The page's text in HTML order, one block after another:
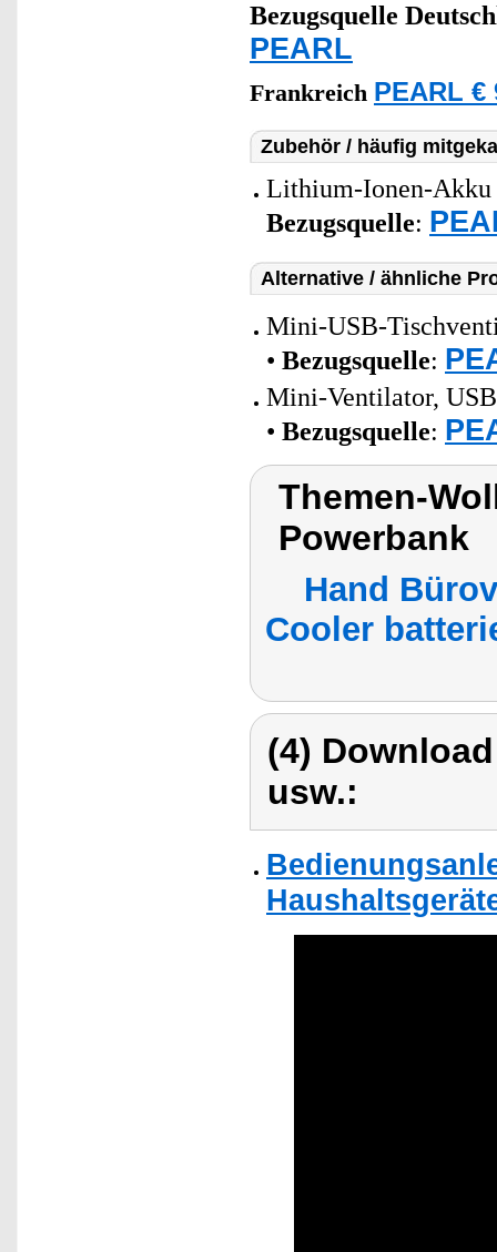
Bezugsquelle
PEARL
Frankreich PEARL €
Zubehör / häufig
Lithium-Ionen-Akku
Bezugsquelle:
Alternative / ähnliche
Mini-USB-
• Bezugsquelle:
Mini-Ventilator,
• Bezugsquelle:
Themen-
Powerbank
Hand
Cooler
(4)
usw.: